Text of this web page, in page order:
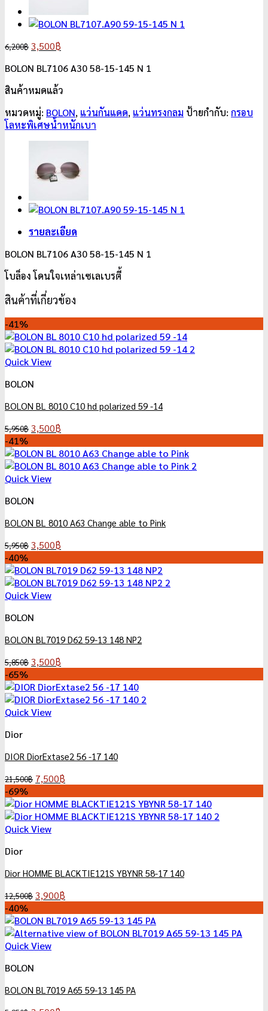
6,200฿ Original
was:
6,200฿.
3,500฿
is:
BOLON BL7106 A30 58-15-145 N 1
สินค้าหมดแล้ว
หมวดหมู่: BOLON, แว่นกันแดด, แว่นทรงกลม ป้ายกำกับ: กรอบ
โลหะพิเศษน้ำหนักเบา
รายละเอียด
BOLON BL7106 A30 58-15-145 N 1
โบล็อง โดนใจเหล่าเซเลเบรตี้
สินค้าที่เกี่ยวข้อง
-41%
Quick View
BOLON
BOLON BL 8010 C10 hd polarized 59 -14
5,950฿ Original
was:
5,950฿.
3,500฿
is:
3,500฿.
-41%
Quick View
BOLON
BOLON BL 8010 A63 Change able to Pink
5,950฿ Original
was:
5,950฿.
3,500฿
is:
3,500฿.
-40%
Quick View
BOLON
BOLON BL7019 D62 59-13 148 NP2
5,850฿ Original
was:
5,850฿.
3,500฿
is:
3,500฿.
-65%
Quick View
Dior
DIOR DiorExtase2 56 -17 140
21,500฿ Original
was:
21,500฿.
7,500฿
is:
7,500฿.
-69%
Quick View
Dior
Dior HOMME BLACKTIE121S YBYNR 58-17 140
12,500฿ Original
was:
12,500฿.
3,900฿
is:
3,900฿.
-40%
Quick View
BOLON
BOLON BL7019 A65 59-13 145 PA